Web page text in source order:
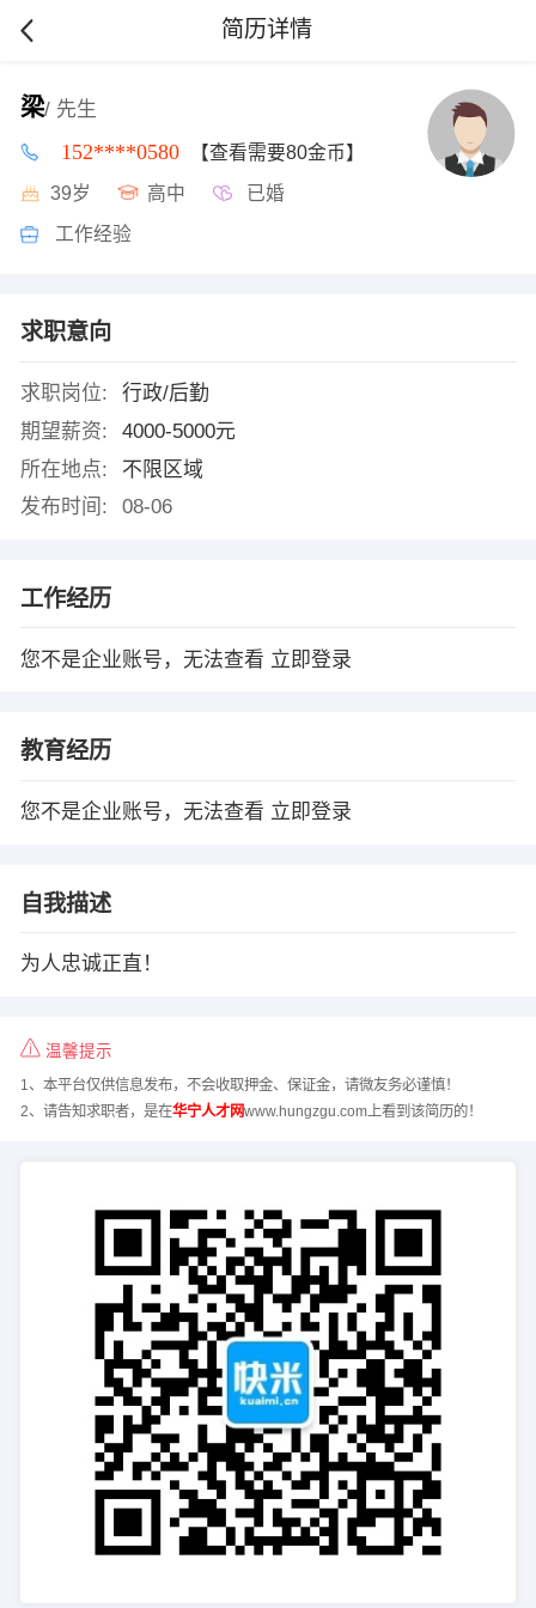
简历详情
梁/ 先生
152****0580 【查看需要80金币】
39岁 高中 已婚
工作经验
求职意向
求职岗位:
行政/后勤
期望薪资:
4000-5000元
所在地点:
不限区域
发布时间:
08-06
工作经历
您不是企业账号，无法查看 立即登录
教育经历
您不是企业账号，无法查看 立即登录
自我描述
为人忠诚正直！
温馨提示
1、本平台仅供信息发布，不会收取押金、保证金，请微友务必谨慎！
2、请告知求职者，是在华宁人才网www.hungzgu.com上看到该简历的！